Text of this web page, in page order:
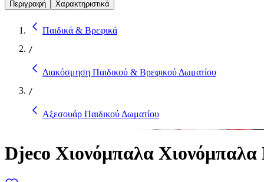
Περιγραφή Χαρακτηριστικά
Παιδικά & Βρεφικά
/
Διακόσμηση Παιδικού & Βρεφικού Δωματίου
/
Αξεσουάρ Παιδικού Δωματίου
Djeco Χιονόμπαλα